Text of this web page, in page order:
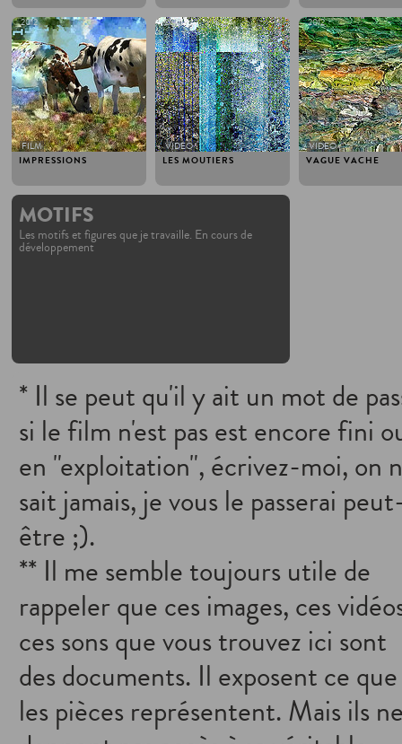
IMPRESSIONS
2012
FILM
LES MOUTIERS
2012
VIDEO
VAGUE VACHE
2012
VIDEO
MOTIFS
Les motifs et figures que je travaille. En cours de
développement
* Il se peut qu'il y ait un mot de
si le film n'est pas est encore fini
en "exploitation", écrivez-moi, on
sait jamais, je vous le passerai
être ;).
** Il me semble toujours utile de
rappeler que ces images, ces
ces sons que vous trouvez ici sont
des documents. Il exposent ce que
les pièces représentent. Mais ils